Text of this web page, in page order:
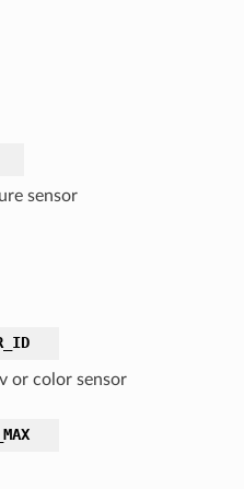
sensor
or color sensor